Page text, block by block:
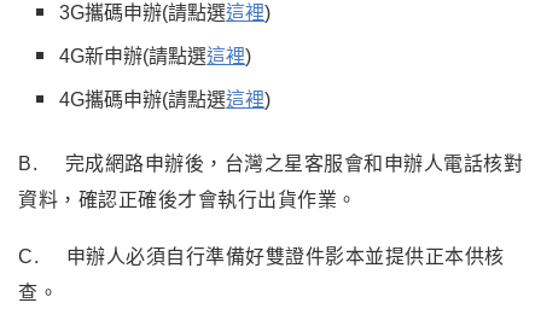
3G攜碼申辦(請點選這裡)
4G新申辦(請點選這裡)
4G攜碼申辦(請點選這裡)
B.
完成網路申辦後，台灣之星客服會和申辦人電話核對
資料，確認正確後才會執行出貨作業。
C.
申辦人必須自行準備好雙證件影本並提供正本供核
查。